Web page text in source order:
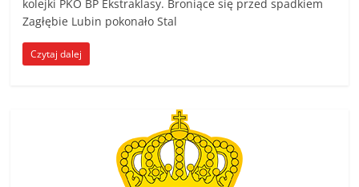
kolejki PKO BP Ekstraklasy. Broniące się przed spadkiem
Zagłębie Lubin pokonało Stal
Czytaj dalej